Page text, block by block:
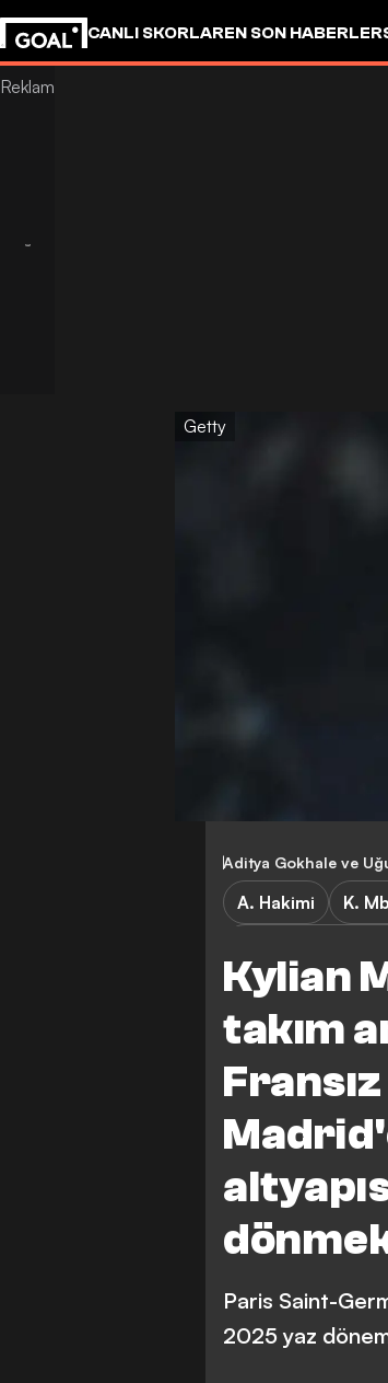
CANLI SKORLAREN SON HABERLER
Getty
Aditya Gokhale ve
Kylian
takım
A. Hakimi K.
Paris Saint-
2025 yaz